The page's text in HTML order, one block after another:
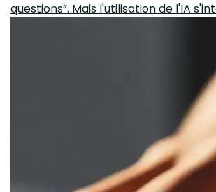
questions”. Mais l'utilisation de l'IA